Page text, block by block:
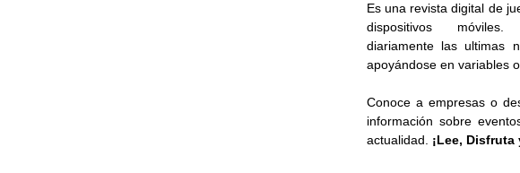
Es una revista digital de
dispositivos
diariamente las ultimas
apoyándose en variables
Conoce a empresas o
información sobre
actualidad. ¡Lee, Disfruta